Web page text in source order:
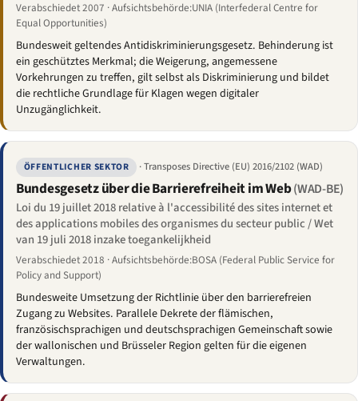
Verabschiedet 2007 · Aufsichtsbehörde:UNIA (Interfederal Centre for
Equal Opportunities)
Bundesweit geltendes Antidiskriminierungsgesetz. Behinderung ist
ein geschütztes Merkmal; die Weigerung, angemessene
Vorkehrungen zu treffen, gilt selbst als Diskriminierung und bildet
die rechtliche Grundlage für Klagen wegen digitaler
Unzugänglichkeit.
ÖFFENTLICHER SEKTOR · Transposes Directive (EU) 2016/2102 (WAD)
Bundesgesetz über die Barrierefreiheit im Web(WAD-BE)
Loi du 19 juillet 2018 relative à l'accessibilité des sites internet et
des applications mobiles des organismes du secteur public / Wet
van 19 juli 2018 inzake toegankelijkheid
Verabschiedet 2018 · Aufsichtsbehörde:BOSA (Federal Public Service for
Policy and Support)
Bundesweite Umsetzung der Richtlinie über den barrierefreien
Zugang zu Websites. Parallele Dekrete der flämischen,
französischsprachigen und deutschsprachigen Gemeinschaft sowie
der wallonischen und Brüsseler Region gelten für die eigenen
Verwaltungen.